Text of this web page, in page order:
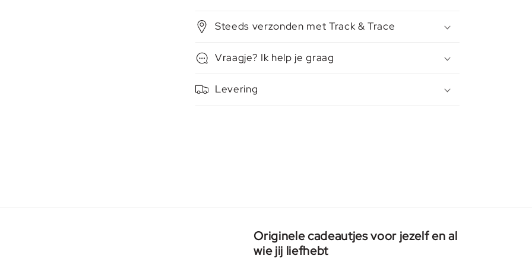
Steeds verzonden met Track & Trace
Vraagje? Ik help je graag
Levering
Originele cadeautjes voor jezelf en al
wie jij liefhebt